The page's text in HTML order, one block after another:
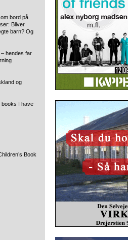
bord på
Bliver
barn? Og
hendes far
og
books I have
Book